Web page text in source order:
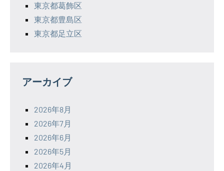
東京都葛飾区
東京都豊島区
東京都足立区
アーカイブ
2026年8月
2026年7月
2026年6月
2026年5月
2026年4月